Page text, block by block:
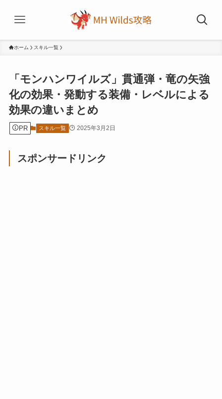
ホーム スキル一覧
「モンハンワイルズ」貫通弾・竜の矢強
化の効果・発動する装備・レベルによる
効果の違いまとめ
PR スキル一覧 2025年3月2日
スポンサードリンク